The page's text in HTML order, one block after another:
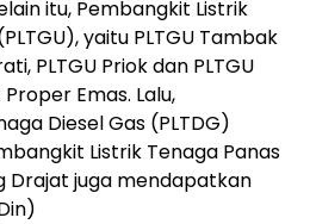
itu, Pembangkit Listrik
yaitu PLTGU Tambak
PLTGU Priok dan PLTGU
Emas. Lalu,
Diesel Gas (PLTDG)
Listrik Tenaga Panas
Drajat juga mendapatkan